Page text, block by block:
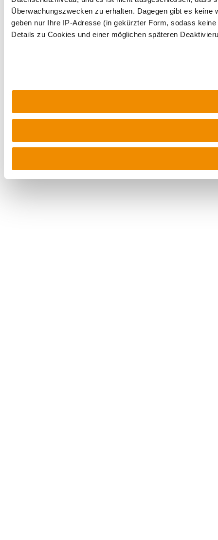
Überwachungszwecken zu erhalten. Dagegen gibt es
geben nur Ihre IP-Adresse (in gekürzter Form, sodass
Details zu Cookies und einer möglichen späteren